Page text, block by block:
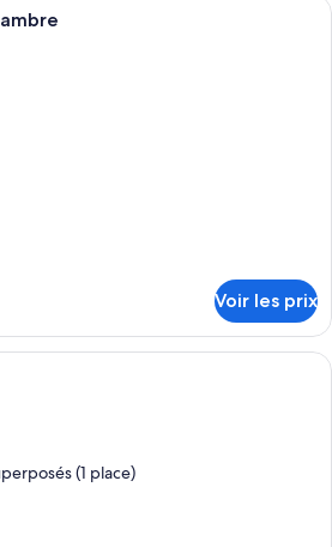
Voir les prix
Un salon chaleureux, doté de
(1 place)